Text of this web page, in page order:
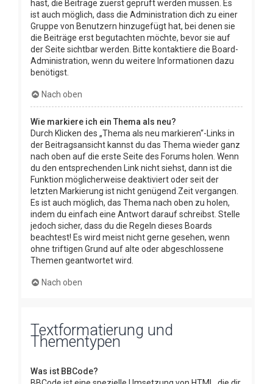
hast, die Beiträge zuerst geprüft werden müssen. Es
ist auch möglich, dass die Administration dich zu einer
Gruppe von Benutzern hinzugefügt hat, bei denen sie
die Beiträge erst begutachten möchte, bevor sie auf
der Seite sichtbar werden. Bitte kontaktiere die Board-
Administration, wenn du weitere Informationen dazu
benötigst.
Nach oben
Wie markiere ich ein Thema als neu?
Durch Klicken des „Thema als neu markieren“-Links in
der Beitragsansicht kannst du das Thema wieder ganz
nach oben auf die erste Seite des Forums holen. Wenn
du den entsprechenden Link nicht siehst, dann ist die
Funktion möglicherweise deaktiviert oder seit der
letzten Markierung ist nicht genügend Zeit vergangen.
Es ist auch möglich, das Thema nach oben zu holen,
indem du einfach eine Antwort darauf schreibst. Stelle
jedoch sicher, dass du die Regeln dieses Boards
beachtest! Es wird meist nicht gerne gesehen, wenn
ohne triftigen Grund auf alte oder abgeschlossene
Themen geantwortet wird.
Nach oben
Textformatierung und
Thementypen
Was ist BBCode?